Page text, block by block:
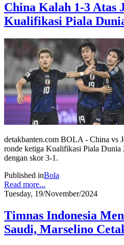
China Kalah 1-3 Atas
Kualifikasi Piala
detakbanten.com BOLA - China vs
ronde ketiga Kualifikasi Piala Dunia
dengan skor 3-1.
Published inBola
Read more...
Tuesday, 19/November/2024
Timnas Indonesia
Saudi, Marselino